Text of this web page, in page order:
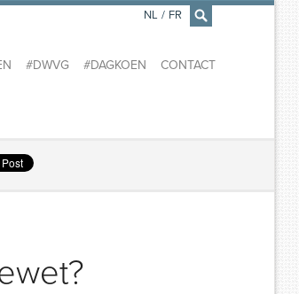
×
#DWVG #DAGKOEN CONTACT
NL / FR